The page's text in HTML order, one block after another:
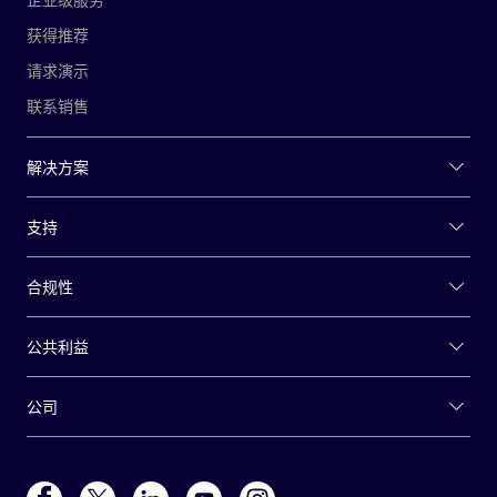
获得推荐
请求演示
联系销售
解决方案
支持
合规性
公共利益
公司